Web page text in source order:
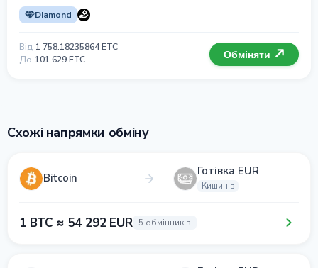
Diamond
Від 1 758.18235864 ETC
До 101 629 ETC Обміняти
Схожі напрямки обміну
Bitcoin Готівка EUR
Кишинів
1 BTC ≈ 54 292 EUR 5 обмінників